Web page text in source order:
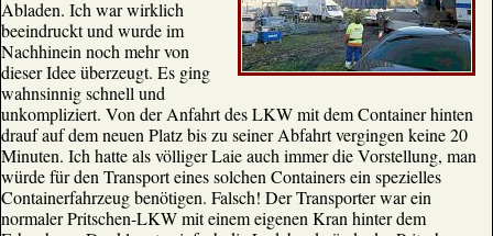
Abladen. Ich war wirklich
beeindruckt und wurde im
Nachhinein noch mehr von
dieser Idee überzeugt. Es ging
wahnsinnig schnell und
unkompliziert. Von der Anfahrt des LKW mit dem Container hinten
drauf auf dem neuen Platz bis zu seiner Abfahrt vergingen keine 20
Minuten. Ich hatte als völliger Laie auch immer die Vorstellung, man
würde für den Transport eines solchen Containers ein spezielles
Containerfahrzeug benötigen. Falsch! Der Transporter war ein
normaler Pritschen-LKW mit einem eigenen Kran hinter dem